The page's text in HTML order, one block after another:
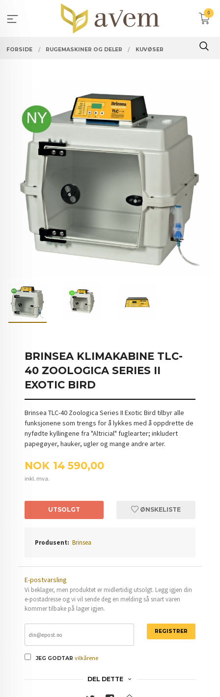
innholdet
0
FORSIDE RUGEMASKINER OG DELER KUVØSER
BRINSEA KLIMAKABINE TLC-
40 ZOOLOGICA SERIES II
EXOTIC BIRD
Brinsea TLC-40 Zoologica Series II Exotic Bird tilbyr alle
funksjonene som trengs for å lykkes med å oppdrette de
nyfødte kyllingene fra "Altricial" fuglearter; inkludert
papegøyer, hauker, ugler og mange andre arter.
Pris
NOK 14 590,00
inkl. mva.
UTSOLGT ØNSKELISTE
Produsent: Brinsea
E-postvarsling
Vi beklager, men produktet er midlertidig utsolgt. Legg igjen din
e-postadresse og vi vil sende deg en melding så snart varen
kommer tilbake på lager igjen.
JEG GODTAR vilkårene
REGISTRER
DEL DETTE